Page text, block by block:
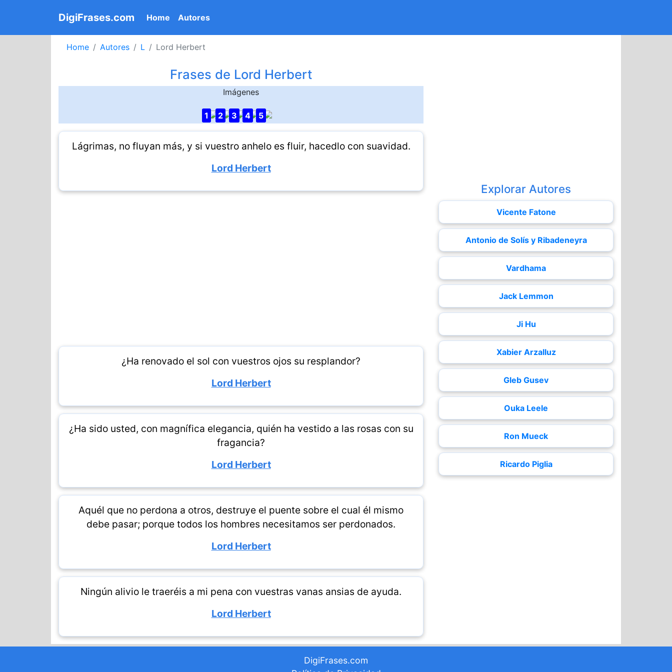
DigiFrases.com Home (current)
Autores
Home Autores L Lord Herbert
Frases de Lord Herbert
Imágenes
1 2 3 4 5
Lágrimas, no fluyan más, y si vuestro anhelo es fluir, hacedlo con suavidad.
Lord Herbert
¿Ha renovado el sol con vuestros ojos su resplandor?
Lord Herbert
¿Ha sido usted, con magnífica elegancia, quién ha vestido a las rosas con su
fragancia?
Lord Herbert
Aquél que no perdona a otros, destruye el puente sobre el cual él mismo
debe pasar; porque todos los hombres necesitamos ser perdonados.
Lord Herbert
Ningún alivio le traeréis a mi pena con vuestras vanas ansias de ayuda.
Lord Herbert
Explorar Autores
Vicente Fatone
Antonio de Solís y Ribadeneyra
Vardhama
Jack Lemmon
Ji Hu
Xabier Arzalluz
Gleb Gusev
Ouka Leele
Ron Mueck
Ricardo Piglia
DigiFrases.com